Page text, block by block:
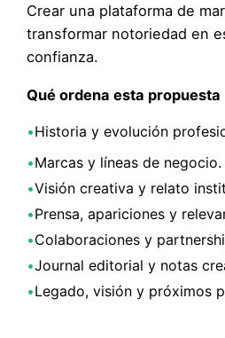
Crear una plataforma de
transformar notoriedad en
confianza.
Qué ordena esta propuesta
•Historia y evolución
•Marcas y líneas de negocio.
•Visión creativa y relato
•Prensa, apariciones y
•Colaboraciones y
•Journal editorial y notas
•Legado, visión y próximos